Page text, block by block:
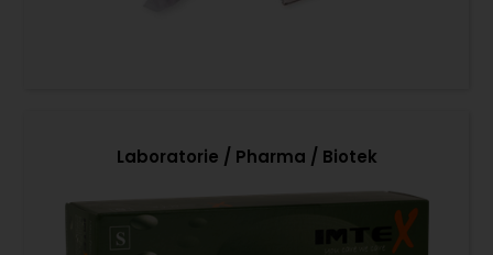
Laboratorie / Pharma / Biotek